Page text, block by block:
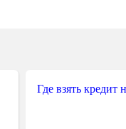
Где взять кредит